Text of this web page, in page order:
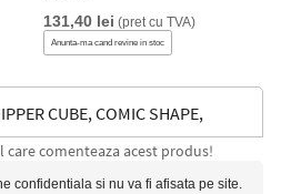
131,40 lei (pret cu TVA)
Anunta-ma cand revine in stoc
CUBE, COMIC SHAPE,
comenteaza acest produs!
confidentiala si nu va fi afisata pe site.